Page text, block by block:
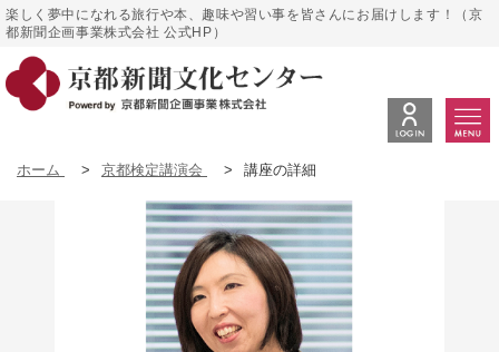
楽しく夢中になれる旅行や本、趣味や習い事を皆さんにお届けします！（京
都新聞企画事業株式会社 公式HP）
ホーム > 京都検定講演会 > 講座の詳細